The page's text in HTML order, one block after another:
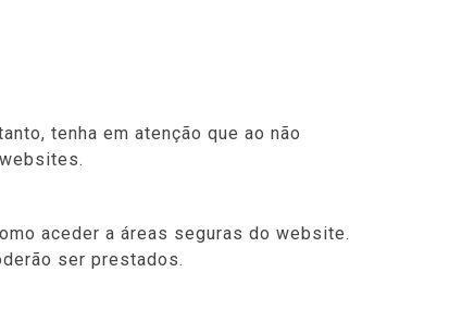
tenha em atenção que ao não
aceder a áreas seguras do website.
ser prestados.